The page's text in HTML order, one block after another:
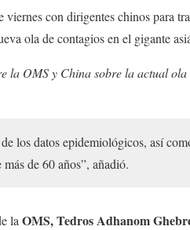
viernes con dirigentes chinos para
ola de contagios en el gigante
la OMS y China sobre la actual ola
los datos epidemiológicos, así
de 60 años”, añadió.
la OMS, Tedros Adhanom